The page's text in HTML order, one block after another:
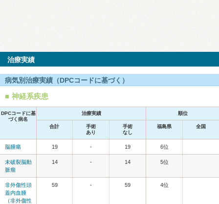
治療実績
病気別治療実績（DPCコードに基づく）
神経系疾患
DPCコードに基
づく病名
治療実績 順位
合計
手術
あり
手術
なし
福島県 全国
脳腫瘍 19 - 19 6位
未破裂脳動
脈瘤
14 - 14 5位
非外傷性頭
蓋内血腫
（非外傷性
59 - 59 4位